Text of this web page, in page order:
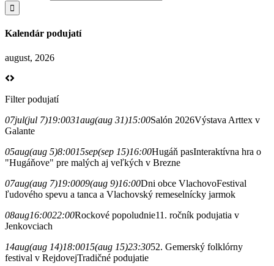
Kalendár podujatí
august, 2026
Filter podujatí
07jul(jul 7)19:0031aug(aug 31)15:00Salón 2026Výstava Arttex v
Galante
05aug(aug 5)8:0015sep(sep 15)16:00Hugáň pasInteraktívna hra o
"Hugáňove" pre malých aj veľkých v Brezne
07aug(aug 7)19:0009(aug 9)16:00Dni obce VlachovoFestival
ľudového spevu a tanca a Vlachovský remeselnícky jarmok
08aug16:0022:00Rockové popoludnie11. ročník podujatia v
Jenkovciach
14aug(aug 14)18:0015(aug 15)23:3052. Gemerský folklórny
festival v RejdovejTradičné podujatie